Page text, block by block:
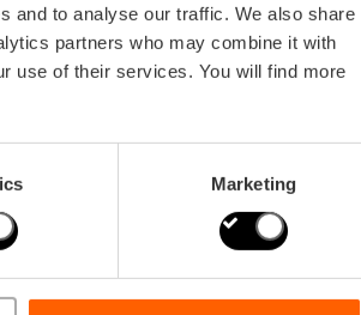
and to analyse our traffic. We also share
partners who may combine it with
use of their services. You will find more
Marketing
Valencia